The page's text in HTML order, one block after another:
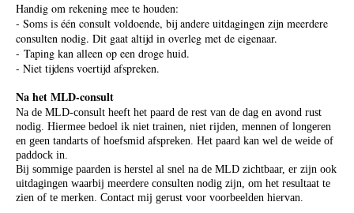
Handig om rekening mee te houden:
- Soms is één consult voldoende, bij andere uitdagingen zijn meerdere
consulten nodig. Dit gaat altijd in overleg met de eigenaar.
- Taping kan alleen op een droge huid.
- Niet tijdens voertijd afspreken.
Na het MLD-consult
Na de MLD-consult heeft het paard de rest van de dag en avond rust
nodig. Hiermee bedoel ik niet trainen, niet rijden, mennen of longeren
en geen tandarts of hoefsmid afspreken. Het paard kan wel de weide of
paddock in.
Bij sommige paarden is herstel al snel na de MLD zichtbaar, er zijn ook
uitdagingen waarbij meerdere consulten nodig zijn, om het resultaat te
zien of te merken. Contact mij gerust voor voorbeelden hiervan.